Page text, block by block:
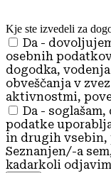
Kje ste izvedeli za
Da -
osebnih
dogodka,
obveščanja v
aktivnostmi,
Da -
podatke
in drugih vsebin,
Seznanjen/-a
kadarkoli